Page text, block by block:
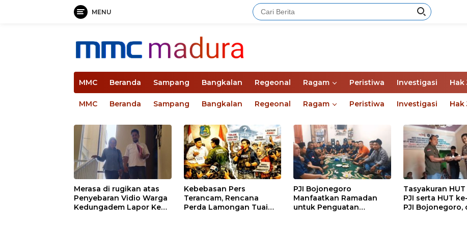
MENU
MMC Beranda Sampang Bangkalan Regeonal Ragam Peristiwa Investigasi Hak
MMC Beranda Sampang Bangkalan Regeonal Ragam Peristiwa Investigasi Hak
Merasa di rugikan atas
Penyebaran Vidio Warga
Kedungadem Lapor Ke
Kebebasan Pers
Terancam, Rencana
Perda Lamongan Tuai
PJI Bojonegoro
Manfaatkan Ramadan
untuk Penguatan
Tasyakuran
PJI serta HUT
PJI Bojonegoro,